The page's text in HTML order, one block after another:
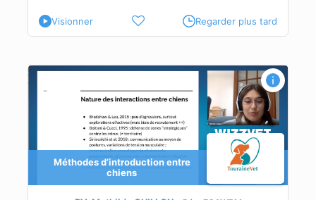
Visionner Regarder plus tard
Méthodes d’introduction entre
chiens